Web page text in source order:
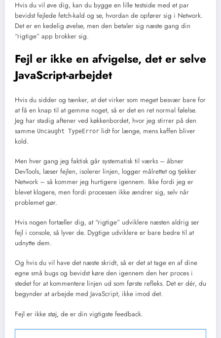
Hvis du vil øve dig, kan du bygge en lille testside med et par
bevidst fejlede fetch-kald og se, hvordan de opfører sig i Network.
Det er en kedelig øvelse, men den betaler sig næste gang din
“rigtige” app brokker sig.
Fejl er ikke en afvigelse, det er selve
JavaScript-arbejdet
Hvis du sidder og tænker, at det virker som meget besvær bare for
at få en knap til at gemme noget, så er det en ret normal følelse.
Jeg har stadig aftener ved køkkenbordet, hvor jeg stirrer på den
samme Uncaught TypeError lidt for længe, mens kaffen bliver
kold.
Men hver gang jeg faktisk går systematisk til værks – åbner
DevTools, læser fejlen, isolerer linjen, logger målrettet og tjekker
Network – så kommer jeg hurtigere igennem. Ikke fordi jeg er
blevet klogere, men fordi processen ikke ændrer sig, selv når
problemet gør.
Hvis nogen fortæller dig, at “rigtige” udviklere næsten aldrig ser
fejl i console, så lyver de. Dygtige udviklere er bare bedre til at
udnytte dem.
Og hvis du vil have det næste skridt, så er det at tage en af dine
egne små bugs og bevidst køre den igennem den her proces i
stedet for at kommentere linjen ud som første refleks. Det er dér, du
begynder at arbejde med JavaScript, ikke imod det.
Fejl er ikke støj, de er din vigtigste feedback.